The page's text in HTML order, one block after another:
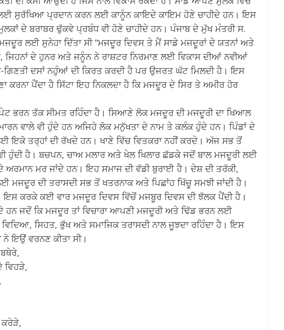
ਸੁਰੱਖਿਆ ਪ੍ਰਦਾਨ ਕਰਨ ਲਈ ਕਾਨੂੰਨ ਕਾਇਦੇ ਕਾਇਮ ਹੋਣੇ ਚਾਹੀਦੇ ਹਨ। ਇਸ
ਦੇ ਬਰਾਬਰ ਢੁੱਕਵੇ ਪ੍ਰਬੰਧ ਵੀ ਹੋਣੇ ਚਾਹੀਦੇ ਹਨ। ਪੰਜਾਬ ਦੇ ਮੁੱਖ ਮੰਤਰੀ ਸ.
ਲਈ ਸੁਨੇਹਾ ਦਿੱਤਾ ਸੀ “ਮਜਦੂਰ ਦਿਵਸ ਤੇ ਮੈਂ ਸਾਡੇ ਮਜਦੂਰਾਂ ਦੇ ਯਤਨਾਂ ਅਤੇ
ਜਿਹਨਾਂ ਦੇ ਹੁਨਰ ਅਤੇ ਜਨੂੰਨ ਨੇ ਰਾਸ਼ਟਰ ਨਿਰਮਾਣ ਲਈ ਵਿਕਾਸ ਦੀਆਂ ਨਵੀਆਂ
ਗਿਣਤੀ ਦਸਾਂ ਨਹੁੰਆਂ ਦੀ ਕਿਰਤ ਕਰਦੀ ਹੈ ਪਰ ਉਜਰਤ ਘੱਟ ਮਿਲਦੀ ਹੈ। ਇਸ
ਕਰਨਾ ਪੈਂਦਾ ਹੈ ਸਿੱਟਾ ਇਹ ਨਿਕਲਦਾ ਹੈ ਕਿ ਮਜਦੂਰ ਦੇ ਸਿਰ ਤੇ ਅਮੀਰ ਹੋਰ
ਭਰਨ ਤੱਕ ਸੀਮਤ ਰਹਿੰਦਾ ਹੈ। ਸਿਆਣੇ ਲੋਕ ਮਜਦੂਰ ਦੀ ਮਜਦੂਰੀ ਦਾ ਖਿਆਲ
ਵਾਲੇ ਵੀ ਹੁੰਦੇ ਹਨ ਅਜਿਹੇ ਲੋਕ ਮਨੁੱਖਤਾ ਦੇ ਨਾਮ ਤੇ ਕਲੰਕ ਹੁੰਦੇ ਹਨ। ਪਿੰਡਾਂ ਦੇ
ਤਰ੍ਹਾਂ ਦੀ ਰੱਖਦੇ ਹਨ। ਖਾਣੇ ਵਿੱਚ ਵਿਤਕਰਾ ਨਹੀਂ ਕਰਦੇ। ਅੱਜ ਸਭ ਤੋਂ
ਹੁੰਦੀ ਹੈ। ਬਚਪਨ, ਚਾਅ ਮਲਾਰ ਅਤੇ ਖੇਲ ਖਿਲਾਰ ਛੱਡਕੇ ਜਦੋਂ ਬਾਲ ਮਜਦੂਰੀ ਲਈ
ਅਰਮਾਨ ਮਰ ਜਾਂਦੇ ਹਨ। ਇਹ ਸਮਾਜ ਦੀ ਵੱਡੀ ਬੁਰਾਈ ਹੈ। ਦੇਸ਼ ਦੀ ਤਰੱਕੀ,
ਦੀ ਤਰਾਸਦੀ ਸਭ ਤੋਂ ਖਤਰਨਾਕ ਅਤੇ ਪਿਛਾਂਹ ਖਿੱਚੂ ਸਮਝੀ ਜਾਂਦੀ ਹੈ।
ਕਰਕੇ ਕਈ ਵਾਰ ਮਜਦੂਰ ਦਿਵਸ ਵਿੱਚੋਂ ਮਜਬੂਰ ਦਿਵਸ ਦੀ ਝੱਲਕ ਪੈਂਦੀ ਹੈ।
ਹਨ ਜਦੋਂ ਕਿ ਮਜਦੂਰ ਤਾਂ ਵਿਚਾਰਾ ਆਪਣੀ ਮਜਦੂਰੀ ਅਤੇ ਢਿੱਡ ਭਰਨ ਲਈ
ਸਿਹਤ, ਭੁੱਖ ਅਤੇ ਸਮਾਜਿਕ ਤਰਾਸਦੀ ਨਾਲ ਜੂਝਦਾ ਰਹਿੰਦਾ ਹੈ। ਇਸ
ਨੇ ਇਉਂ ਵਰਨਣ ਕੀਤਾ ਸੀ।
ਵਿਹੜੇ,